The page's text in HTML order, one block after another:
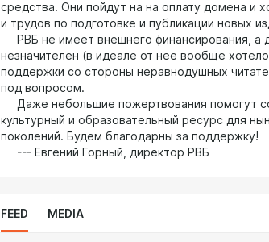
средства. Они пойдут на на оплату домена и
и трудов по подготовке и публикации новых
РВБ не имеет внешнего финансирования, а
незначителен (в идеале от нее вообще
поддержки со стороны неравнодушных
под вопросом.
Даже небольшие пожертвования помогут
культурный и образовательный ресурс для
поколений. Будем благодарны за поддержку!
--- Евгений Горный, директор РВБ
FEED MEDIA